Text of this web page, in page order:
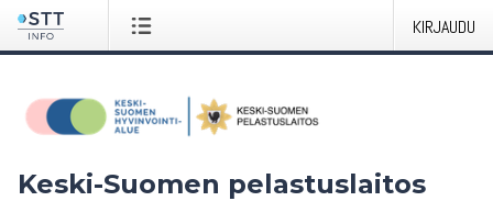
KIRJAUDU
Keski-Suomen pelastuslaitos